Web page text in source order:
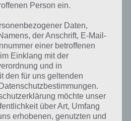
Person ein.
Daten,
der Anschrift, E-Mail-
einer betroffenen
Einklang mit der
und in
den für uns geltenden
möchte unser
über Art, Umfang
erhobenen, genutzten und